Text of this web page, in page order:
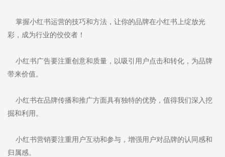
掌握小红书运营的技巧和方法，让你的品牌在小红书上绽放光
彩，成为行业的佼佼者！
小红书广告要注重创意和质量，以吸引用户点击和转化，为品牌
带来价值。
小红书在品牌传播和推广方面具有独特的优势，值得我们深入挖
掘和利用。
小红书营销要注重用户互动和参与，增强用户对品牌的认同感和
归属感。